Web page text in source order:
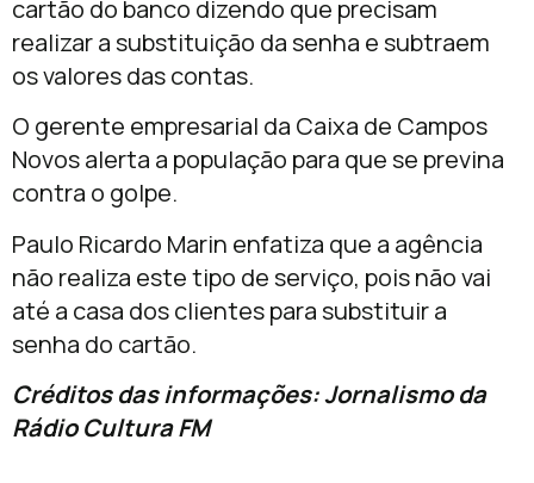
cartão do banco dizendo que precisam
realizar a substituição da senha e subtraem
os valores das contas.
O gerente empresarial da Caixa de Campos
Novos alerta a população para que se previna
contra o golpe.
Paulo Ricardo Marin enfatiza que a agência
não realiza este tipo de serviço, pois não vai
até a casa dos clientes para substituir a
senha do cartão.
Créditos das informações: Jornalismo da
Rádio Cultura FM